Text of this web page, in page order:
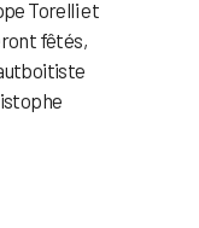
Torelli et
fêtés,